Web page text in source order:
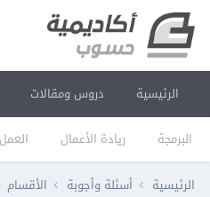
الرئيسية دروس ومقالات
البرمجة ريادة الأعمال
الرئيسية أسئلة وأجوبة الأقسام